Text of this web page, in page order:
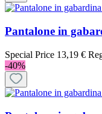
Pantalone in
Special Price 13,19 €
-40%